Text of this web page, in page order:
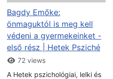
Bagdy Emőke:
önmaguktól is meg kell
védeni a gyermekeinket -
első rész | Hetek Psziché
72 views
A Hetek pszichológiai, lelki és